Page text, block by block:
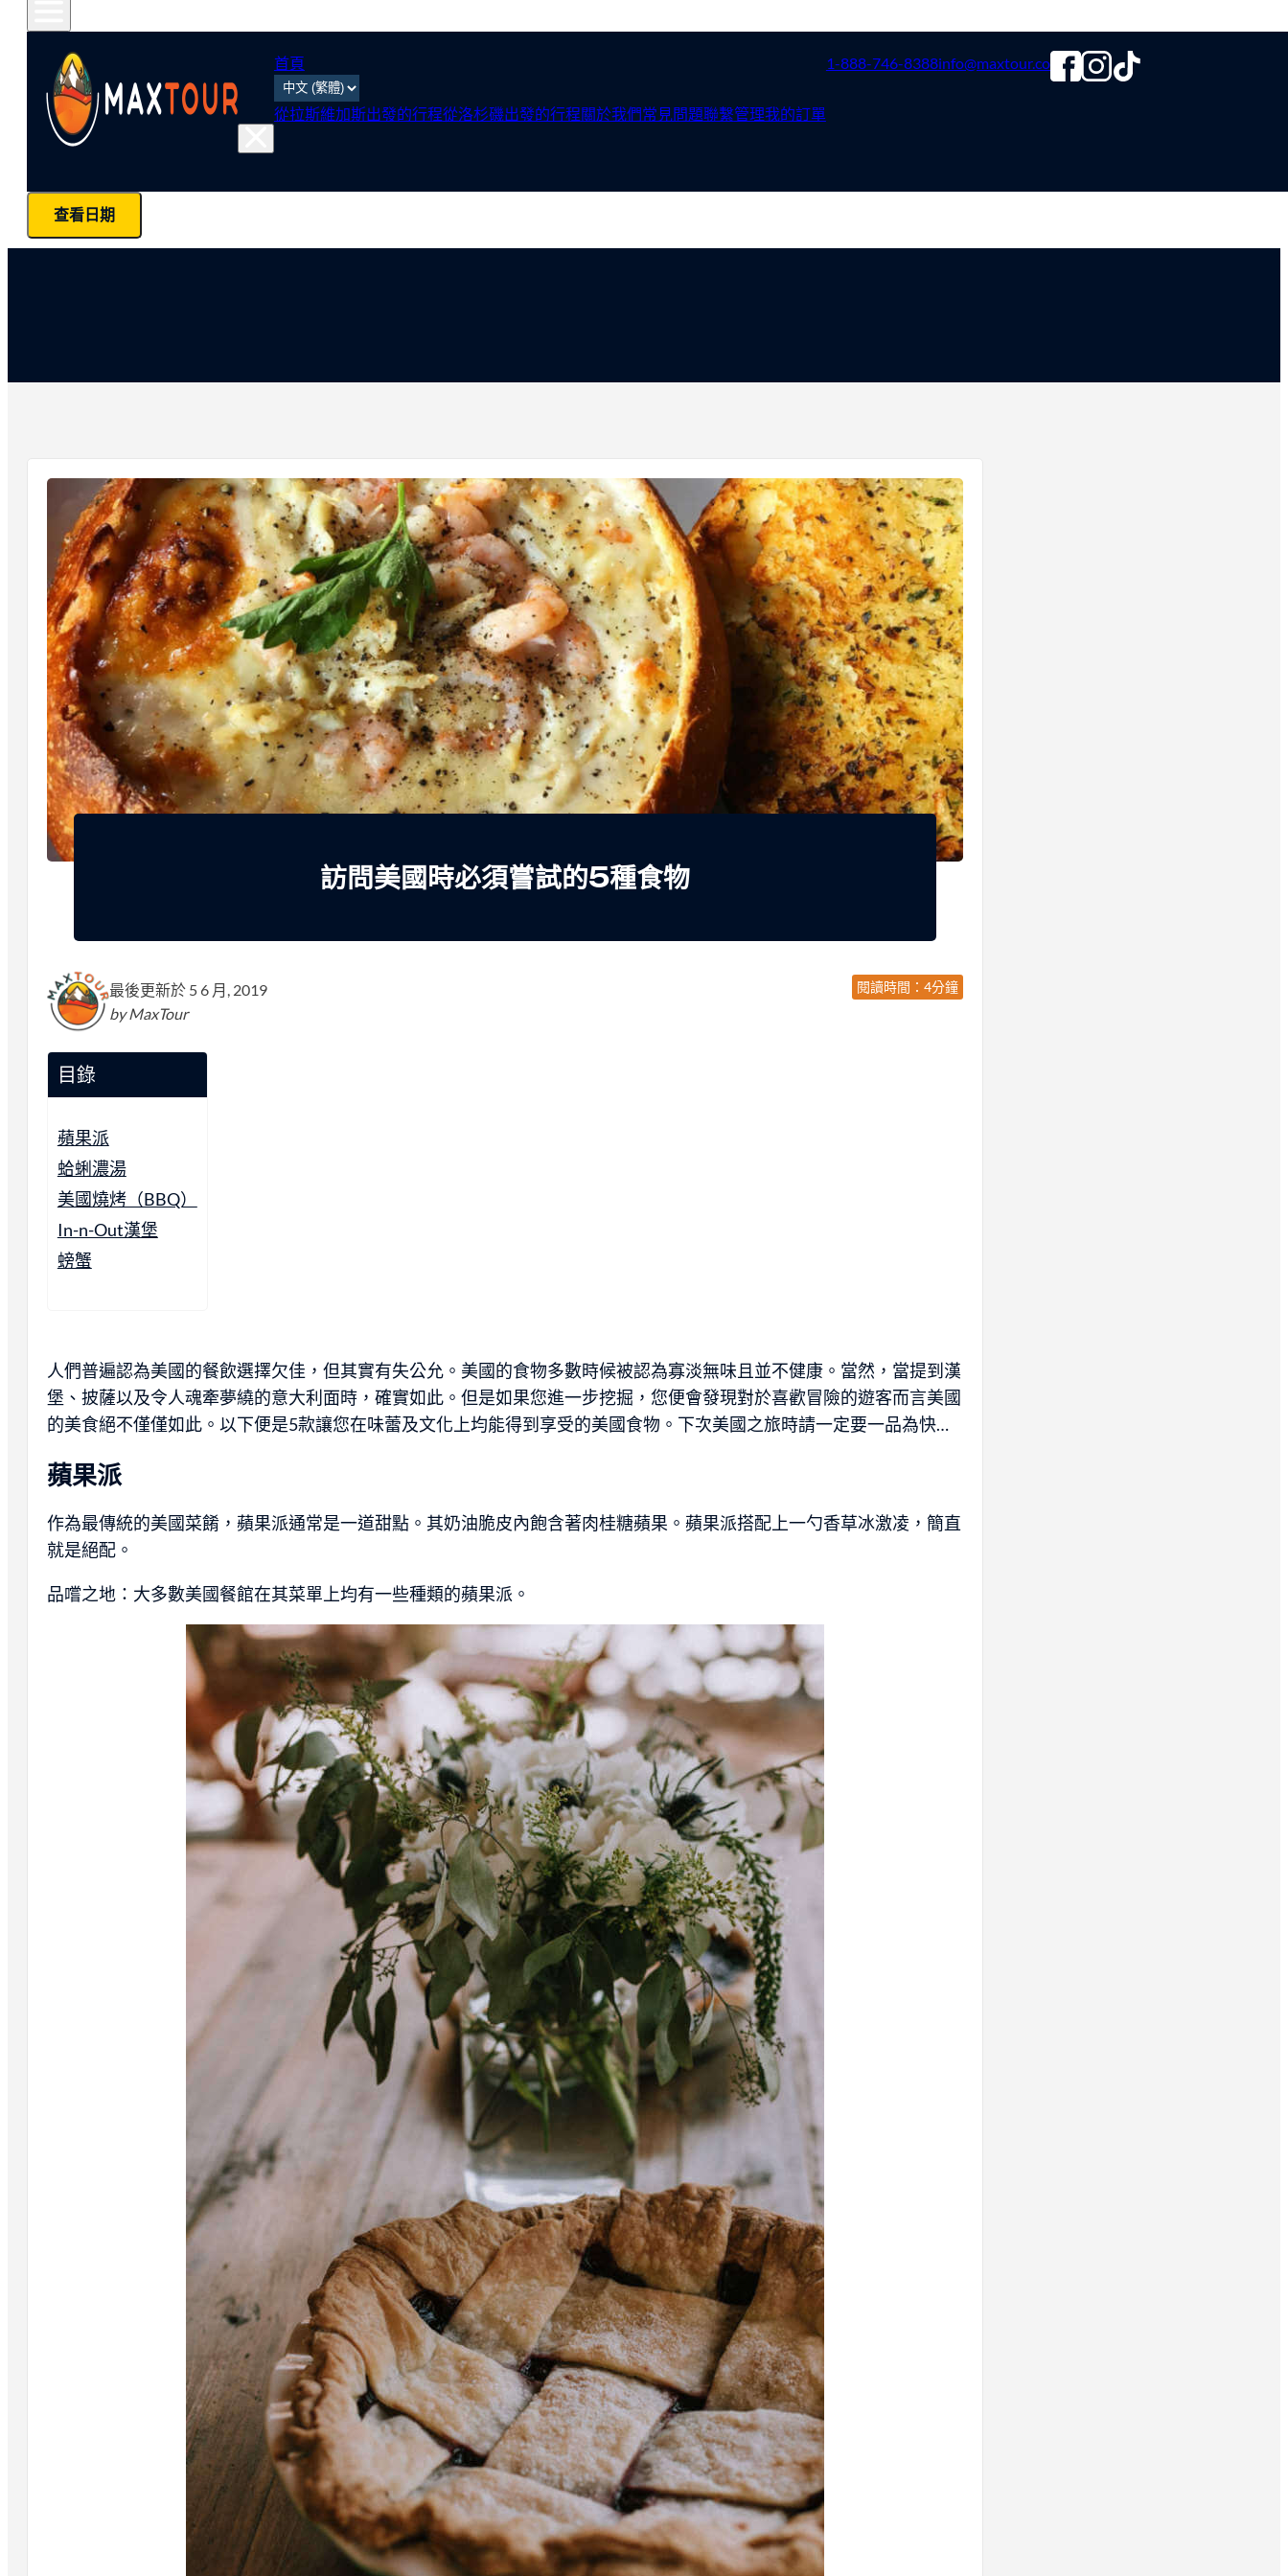
首頁
從拉斯維加斯出發的行程從洛杉磯出發的行程關於我們常見問題聯繫管理我的訂單
1-888-746-8388info@maxtour.co
查看日期
訪問美國時必須嘗試的5種食物
最後更新於 5 6 月, 2019
by MaxTour
閱讀時間：4分鐘
目錄
蘋果派
蛤蜊濃湯
美國燒烤（BBQ）
In-n-Out漢堡
螃蟹
人們普遍認為美國的餐飲選擇欠佳，但其實有失公允。美國的食物多數時候被認為寡淡無味且並不健康。當然，當提到漢
堡、披薩以及令人魂牽夢繞的意大利面時，確實如此。但是如果您進一步挖掘，您便會發現對於喜歡冒險的遊客而言美國
的美食絕不僅僅如此。以下便是5款讓您在味蕾及文化上均能得到享受的美國食物。下次美國之旅時請一定要一品為快…
蘋果派
作為最傳統的美國菜餚，蘋果派通常是一道甜點。其奶油脆皮內飽含著肉桂糖蘋果。蘋果派搭配上一勺香草冰激凌，簡直
就是絕配。
品嚐之地：大多數美國餐館在其菜單上均有一些種類的蘋果派。